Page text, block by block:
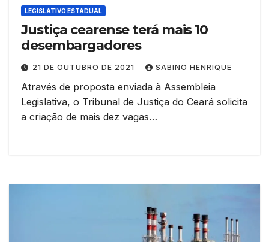
LEGISLATIVO ESTADUAL
Justiça cearense terá mais 10
desembargadores
21 DE OUTUBRO DE 2021 SABINO HENRIQUE
Através de proposta enviada à Assembleia
Legislativa, o Tribunal de Justiça do Ceará solicita
a criação de mais dez vagas…